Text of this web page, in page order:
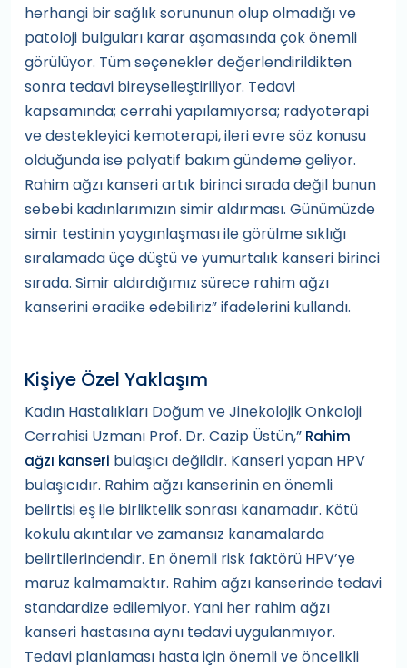
herhangi bir sağlık sorununun olup olmadığı ve
patoloji bulguları karar aşamasında çok önemli
görülüyor. Tüm seçenekler değerlendirildikten
sonra tedavi bireyselleştiriliyor. Tedavi
kapsamında; cerrahi yapılamıyorsa; radyoterapi
ve destekleyici kemoterapi, ileri evre söz konusu
olduğunda ise palyatif bakım gündeme geliyor.
Rahim ağzı kanseri artık birinci sırada değil bunun
sebebi kadınlarımızın simir aldırması. Günümüzde
simir testinin yaygınlaşması ile görülme sıklığı
sıralamada üçe düştü ve yumurtalık kanseri birinci
sırada. Simir aldırdığımız sürece rahim ağzı
kanserini eradike edebiliriz” ifadelerini kullandı.
Kişiye Özel Yaklaşım
Kadın Hastalıkları Doğum ve Jinekolojik Onkoloji
Cerrahisi Uzmanı Prof. Dr. Cazip Üstün,” Rahim
ağzı kanseri bulaşıcı değildir. Kanseri yapan HPV
bulaşıcıdır. Rahim ağzı kanserinin en önemli
belirtisi eş ile birliktelik sonrası kanamadır. Kötü
kokulu akıntılar ve zamansız kanamalarda
belirtilerindendir. En önemli risk faktörü HPV’ye
maruz kalmamaktır. Rahim ağzı kanserinde tedavi
standardize edilemiyor. Yani her rahim ağzı
kanseri hastasına aynı tedavi uygulanmıyor.
Tedavi planlaması hasta için önemli ve öncelikli